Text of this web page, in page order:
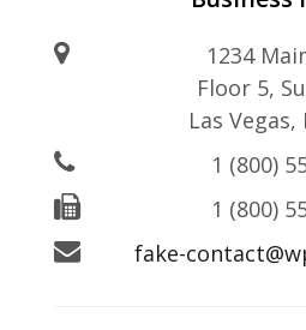
1234
Floor 5,
Las Vegas,
1 (800)
1 (800)
fake-